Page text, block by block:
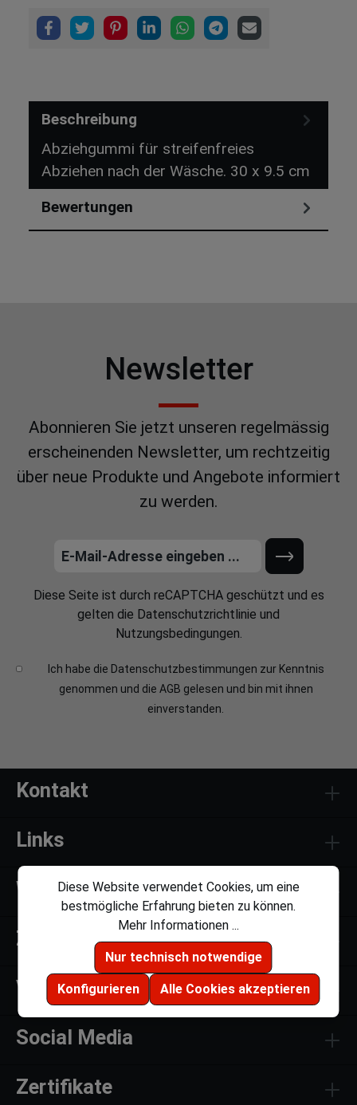
Beschreibung
Abziehgummi für streifenfreies
Abziehen nach der Wäsche. 30 x 9.5 cm
Bewertungen
Newsletter
Abonnieren Sie jetzt unseren regelmässig
erscheinenden Newsletter, um rechtzeitig
über neue Produkte und Angebote informiert
zu werden.
Diese Seite ist durch reCAPTCHA geschützt und es
gelten die Datenschutzrichtlinie und
Nutzungsbedingungen.
Ich habe die Datenschutzbestimmungen zur Kenntnis
genommen und die AGB gelesen und bin mit ihnen
einverstanden.
Kontakt
Links
Weiteres
Zahlungsmethoden
Versandmethoden
Social Media
Zertifikate
Diese Website verwendet Cookies, um eine
bestmögliche Erfahrung bieten zu können.
Mehr Informationen ...
Nur technisch notwendige
Konfigurieren Alle Cookies akzeptieren